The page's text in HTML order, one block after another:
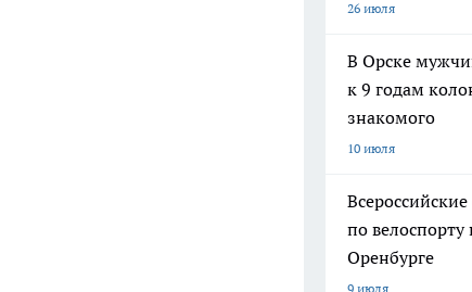
26 июля
В Орске
к 9 годам
знакомого
10 июля
по велоспорту
Оренбурге
9 июля